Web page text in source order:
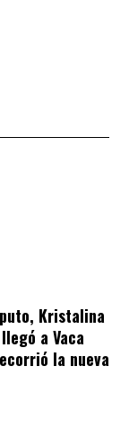
Kristalina
a Vaca
la nueva